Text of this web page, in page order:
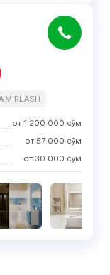
от 1 200 000 сўм
от 57 000 сўм
от 30 000 сўм